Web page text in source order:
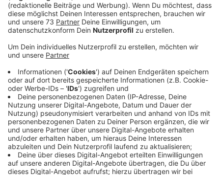
Veröffentlicht:Donnerstag, 27.08.2020 17:28
Anzeige
Vor allem 12- bis 15-Jährige sind gefragt
Anzeige
Das Jugendwerk Rhede möchte Jugendlichen, die am
13. September noch nicht wählen dürfen, schon mal
einen Einblick geben, wie eine Wahl abläuft und wie
Demokratie funktiert. Deshalb findet ab Montag eine
U16-Kommunalwahl in Rhede statt, natürlich unter